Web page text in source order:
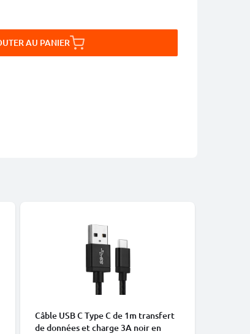
AU PANIER
Câble USB C Type C de 1m transfert
de données et charge 3A noir en